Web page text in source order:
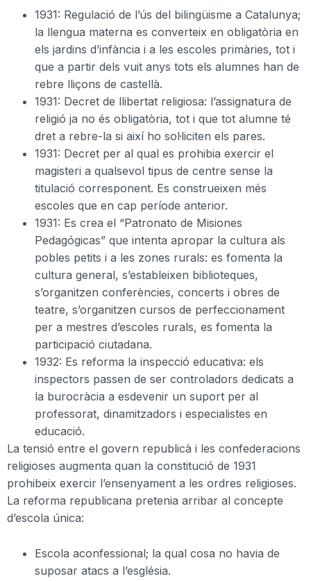
1931: Regulació de l’ús del bilingüisme a Catalunya;
la llengua materna es converteix en obligatòria en
els jardins d’infància i a les escoles primàries, tot i
que a partir dels vuit anys tots els alumnes han de
rebre lliçons de castellà.
1931: Decret de llibertat religiosa: l’assignatura de
religió ja no és obligatòria, tot i que tot alumne té
dret a rebre-la si així ho sol·liciten els pares.
1931: Decret per al qual es prohibia exercir el
magisteri a qualsevol tipus de centre sense la
titulació corresponent. Es construeixen més
escoles que en cap període anterior.
1931: Es crea el “Patronato de Misiones
Pedagógicas” que intenta apropar la cultura als
pobles petits i a les zones rurals: es fomenta la
cultura general, s’estableixen biblioteques,
s’organitzen conferències, concerts i obres de
teatre, s’organitzen cursos de perfeccionament
per a mestres d’escoles rurals, es fomenta la
participació ciutadana.
1932: Es reforma la inspecció educativa: els
inspectors passen de ser controladors dedicats a
la burocràcia a esdevenir un suport per al
professorat, dinamitzadors i especialistes en
educació.
La tensió entre el govern republicà i les confederacions
religioses augmenta quan la constitució de 1931
prohibeix exercir l’ensenyament a les ordres religioses.
La reforma republicana pretenia arribar al concepte
d’escola única:
Escola aconfessional; la qual cosa no havia de
suposar atacs a l’església.